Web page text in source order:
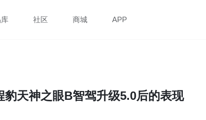
社区 商城 APP
天神之眼B智驾升级5.0后的表现